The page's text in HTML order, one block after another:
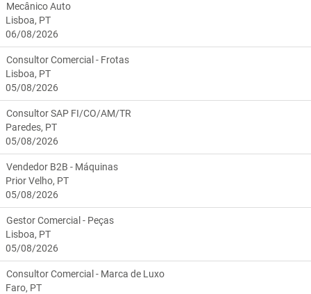
Mecânico Auto
Lisboa, PT
06/08/2026
Consultor Comercial - Frotas
Lisboa, PT
05/08/2026
Consultor SAP FI/CO/AM/TR
Paredes, PT
05/08/2026
Vendedor B2B - Máquinas
Prior Velho, PT
05/08/2026
Gestor Comercial - Peças
Lisboa, PT
05/08/2026
Consultor Comercial - Marca de Luxo
Faro, PT